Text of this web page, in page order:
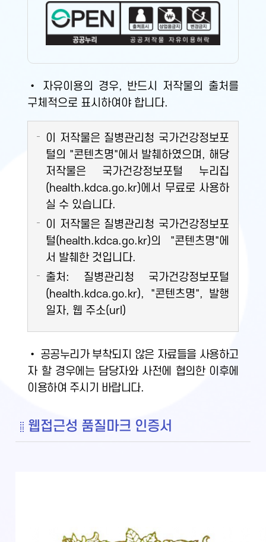
• 자유이용의 경우, 반드시 저작물의 출처를
구체적으로 표시하여야 합니다.
이 저작물은 질병관리청 국가건강정보포
털의 "콘텐츠명"에서 발췌하였으며, 해당
저작물은 국가건강정보포털 누리집
(health.kdca.go.kr)에서 무료로 사용하
실 수 있습니다.
이 저작물은 질병관리청 국가건강정보포
털(health.kdca.go.kr)의 "콘텐츠명"에
서 발췌한 것입니다.
출처: 질병관리청 국가건강정보포털
(health.kdca.go.kr), "콘텐츠명", 발행
일자, 웹 주소(url)
• 공공누리가 부착되지 않은 자료들을 사용하고
자 할 경우에는 담당자와 사전에 협의한 이후에
이용하여 주시기 바랍니다.
웹접근성 품질마크 인증서